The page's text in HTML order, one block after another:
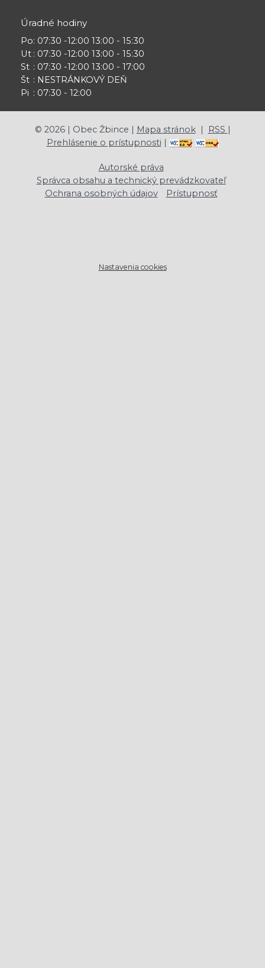
Úradné hodiny
Po
Ut
St
Št
Pi
: 07:30 -12:00 13:00 - 15:30
: 07:30 -12:00 13:00 - 15:30
: 07:30 -12:00 13:00 - 17:00
: NESTRÁNKOVÝ DEŇ
: 07:30 - 12:00
© 2026| Obec Žbince | Mapa stránok| RSS |
Prehlásenie o prístupnosti |
Autorské práva
Správca obsahu a technický prevádzkovateľ
Ochrana osobných údajov
Prístupnosť
Nastavenia cookies